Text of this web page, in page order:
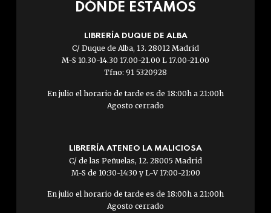
DÓNDE ESTAMOS
LIBRERÍA DUQUE DE ALBA
C/ Duque de Alba, 13. 28012 Madrid
M-S 10.30-14.30 17.00-21.00 L 17.00-21.00
Tfno: 91 5320928
En julio el horario de tarde es de 18:00h a 21:00h
Agosto cerrado
LIBRERÍA ATENEO LA MALICIOSA
C/ de las Peñuelas, 12. 28005 Madrid
M-S de 10:30-14:30 y L-V 17:00-21:00
En julio el horario de tarde es de 18:00h a 21:00h
Agosto cerrado